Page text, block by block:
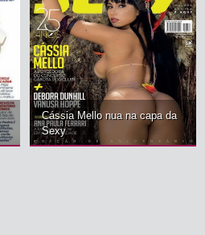
Cássia Mello nua na capa da
Sexy